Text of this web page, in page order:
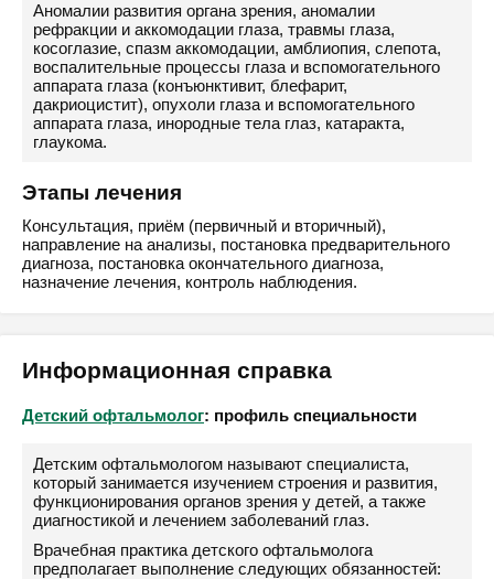
Аномалии развития органа зрения, аномалии
рефракции и аккомодации глаза, травмы глаза,
косоглазие, спазм аккомодации, амблиопия, слепота,
воспалительные процессы глаза и вспомогательного
аппарата глаза (конъюнктивит, блефарит,
дакриоцистит), опухоли глаза и вспомогательного
аппарата глаза, инородные тела глаз, катаракта,
глаукома.
Этапы лечения
Консультация, приём (первичный и вторичный),
направление на анализы, постановка предварительного
диагноза, постановка окончательного диагноза,
назначение лечения, контроль наблюдения.
Информационная справка
Детский офтальмолог: профиль специальности
Детским офтальмологом называют специалиста,
который занимается изучением строения и развития,
функционирования органов зрения у детей, а также
диагностикой и лечением заболеваний глаз.
Врачебная практика детского офтальмолога
предполагает выполнение следующих обязанностей: